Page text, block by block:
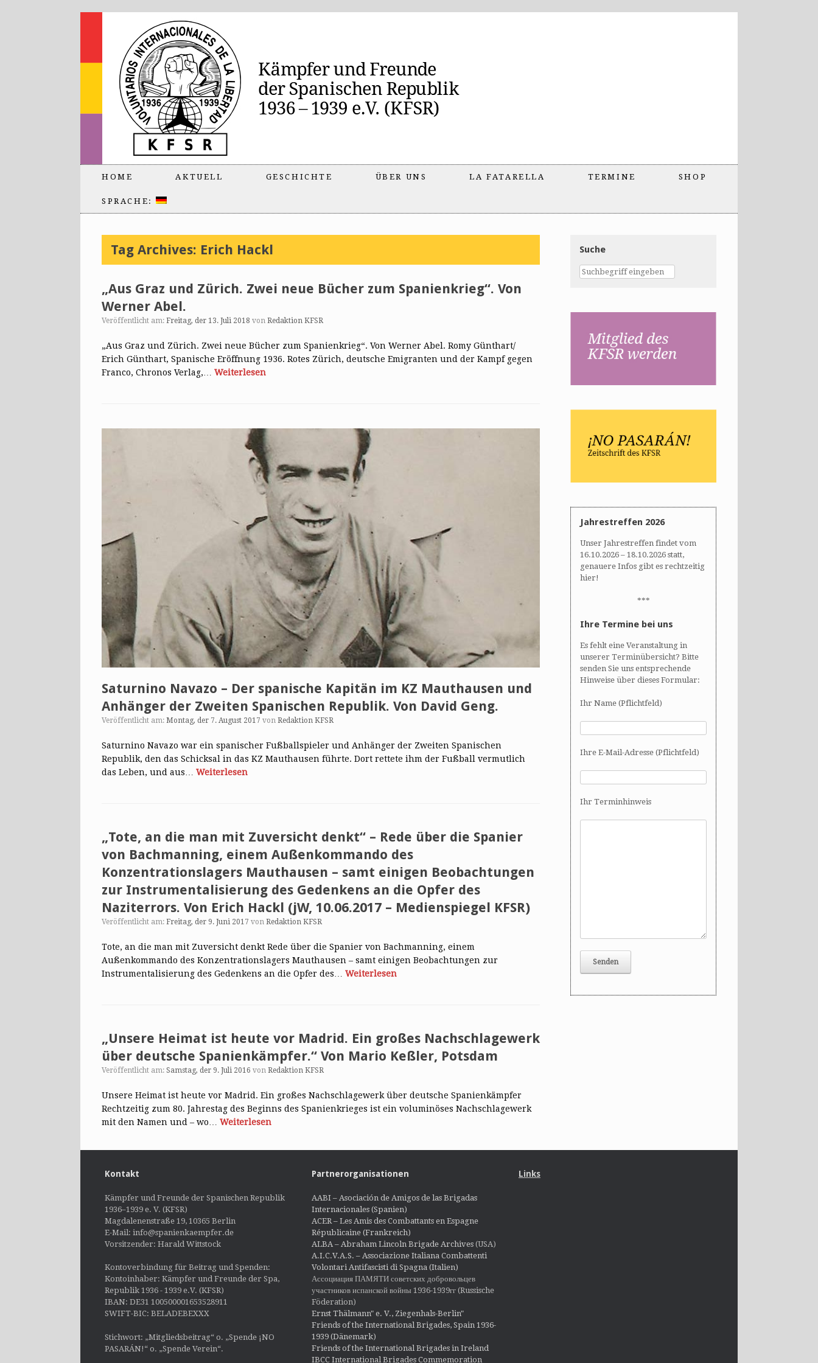
HOME AKTUELL GESCHICHTE ÜBER UNS LA FATARELLA TERMINE SHOP
SPRACHE:
Tag Archives: Erich Hackl
„Aus Graz und Zürich. Zwei neue Bücher zum Spanienkrieg“. Von
Werner Abel.
Veröffentlicht am: Freitag, der 13. Juli 2018 von Redaktion KFSR
„Aus Graz und Zürich. Zwei neue Bücher zum Spanienkrieg“. Von Werner Abel. Romy Günthart/
Erich Günthart, Spanische Eröffnung 1936. Rotes Zürich, deutsche Emigranten und der Kampf gegen
Franco, Chronos Verlag,… Weiterlesen
Saturnino Navazo – Der spanische Kapitän im KZ Mauthausen und
Anhänger der Zweiten Spanischen Republik. Von David Geng.
Veröffentlicht am: Montag, der 7. August 2017 von Redaktion KFSR
Saturnino Navazo war ein spanischer Fußballspieler und Anhänger der Zweiten Spanischen
Republik, den das Schicksal in das KZ Mauthausen führte. Dort rettete ihm der Fußball vermutlich
das Leben, und aus… Weiterlesen
„Tote, an die man mit Zuversicht denkt“ – Rede über die Spanier
von Bachmanning, einem Außenkommando des
Konzentrationslagers Mauthausen – samt einigen Beobachtungen
zur Instrumentalisierung des Gedenkens an die Opfer des
Naziterrors. Von Erich Hackl (jW, 10.06.2017 – Medienspiegel KFSR)
Veröffentlicht am: Freitag, der 9. Juni 2017 von Redaktion KFSR
Tote, an die man mit Zuversicht denkt Rede über die Spanier von Bachmanning, einem
Außenkommando des Konzentrationslagers Mauthausen – samt einigen Beobachtungen zur
Instrumentalisierung des Gedenkens an die Opfer des… Weiterlesen
„Unsere Heimat ist heute vor Madrid. Ein großes Nachschlagewerk
über deutsche Spanienkämpfer.“ Von Mario Keßler, Potsdam
Veröffentlicht am: Samstag, der 9. Juli 2016 von Redaktion KFSR
Unsere Heimat ist heute vor Madrid. Ein großes Nachschlagewerk über deutsche Spanienkämpfer
Rechtzeitig zum 80. Jahrestag des Beginns des Spanienkrieges ist ein voluminöses Nachschlagewerk
mit den Namen und – wo… Weiterlesen
Suche
Jahrestreffen 2026
Unser Jahrestreffen findet vom
16.10.2026 – 18.10.2026 statt,
genauere Infos gibt es rechtzeitig
hier!
***
Ihre Termine bei uns
Es fehlt eine Veranstaltung in
unserer Terminübersicht? Bitte
senden Sie uns entsprechende
Hinweise über dieses Formular:
Ihr Name (Pflichtfeld)
Ihre E-Mail-Adresse (Pflichtfeld)
Ihr Terminhinweis
Kontakt
Kämpfer und Freunde der Spanischen Republik
1936–1939 e. V. (KFSR)
Magdalenenstraße 19, 10365 Berlin
E-Mail: info@spanienkaempfer.de
Vorsitzender: Harald Wittstock
Kontoverbindung für Beitrag und Spenden:
Kontoinhaber: Kämpfer und Freunde der Spa,
Republik 1936 - 1939 e.V. (KFSR)
IBAN: DE31 100500001653528911
SWIFT-BIC: BELADEBEXXX
Stichwort: „Mitgliedsbeitrag“ o. „Spende ¡NO
PASARÁN!“ o. „Spende Verein“.
Partnerorganisationen
AABI – Asociación de Amigos de las Brigadas
Internacionales (Spanien)
ACER – Les Amis des Combattants en Espagne
Républicaine (Frankreich)
ALBA – Abraham Lincoln Brigade Archives(USA)
A.I.C.V.A.S. – Associazione Italiana Combattenti
Volontari Antifascisti di Spagna (Italien)
Ассоциация ПАМЯТИ советских добровольцев
участников испанской войны 1936-1939гг (Russische
Föderation)
Ernst Thälmann" e. V., Ziegenhals-Berlin"
Friends of the International Brigades, Spain 1936-
1939 (Dänemark)
Friends of the International Brigades in Ireland
IBCC International Brigades Commemoration
Links